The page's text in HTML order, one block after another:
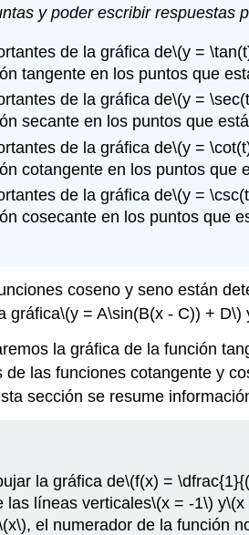
y poder escribir respuestas
de la gráfica de\(y =
tangente en los puntos que
de la gráfica de\(y =
secante en los puntos que
de la gráfica de\(y =
cotangente en los puntos
de la gráfica de\(y =
cosecante en los puntos que
coseno y seno están
gráfica\(y = A\sin(B(x - C)) + D\)
la gráfica de la función
de las funciones cotangente y
sección se resume
la gráfica de\(f(x) =
las líneas verticales\(x = -1\) y\(x
, el numerador de la función